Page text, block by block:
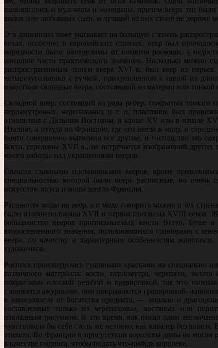
пользовались и мужчины и женщины, при­чем веера эти
видов или любовных сцен, и лучший из них стоил не дороже
Эта дешевизна тоже указывает на большую степень
веках, особенно в европейских странах, веер был
нарядности были неотделимы от понятия роскоши, а
имевшие часто практического значения. Насколько можно
распространенным типом веера XVI в. был веер из
четырехугольника с ручкой, прикрепленной к одной из
известные складные веера, состоявший из материи или
Складной веер, состоящий из ряда ребер, покрытых тонким
перла­мутровых, черепаховых и т. п. пластинок был
отношения с Даль­ним Востоком, в конце XV или в начале
Италию, а оттуда во Фран­цию, где его ввела в моду, в
почти совершенно вытеснил все дру­гие, и господство это
Босса, середины XVII в., не встречается изо­бражений
много работал над украшениями вееров.
Сначала главными поставщиками вееров, кроме
специаль­ностью которой были веера расписные, но очень
искусства, вкуса и моды заняла Франция.
Расцветом моды на веер, а о моде говорить можно в тех
были вторая половина XVII и первая половина XVIII веков.
большинство вееров приписываемых кисти Ватто, Буше
второстепенного значения, пользовавшихся гравюрами с
веера, по качеству и характерным особенностям
художников.
Роспись производилась гуашными красками на специально
раз­личного материала: кости, перламутра, черепахи,
покрытыми плоской резьбой и гравировкой, так что
становятся ажурными, они покрываются гравировкой,
в зависимости от богатства предмета, — эмалью и
составленные только из черепаховых, костяных или
накладным рисунком. В это время, как писал один
чувствовала бы себя столь же неловко, как кавалер без
этикета. Во Франции в при­сутствии королевы дамы не могли
в качестве подноса, чтобы подать что-нибудь королеве.